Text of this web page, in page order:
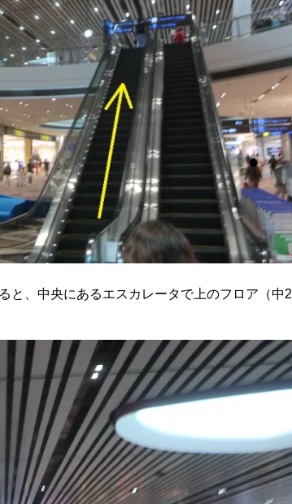
と、中央にあるエスカレータで上のフロア（中2